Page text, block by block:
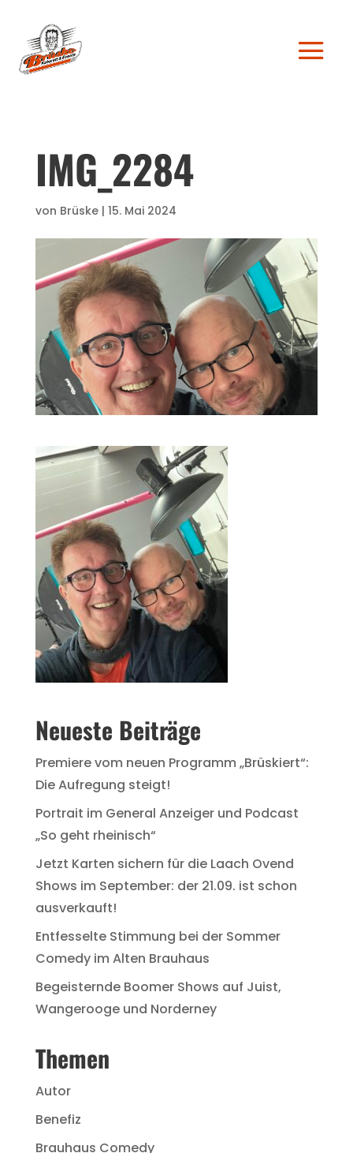
IMG_2284
von Brüske| 15. Mai 2024
Neueste Beiträge
Premiere vom neuen Programm „Brüskiert“:
Die Aufregung steigt!
Portrait im General Anzeiger und Podcast
„So geht rheinisch“
Jetzt Karten sichern für die Laach Ovend
Shows im September: der 21.09. ist schon
ausverkauft!
Entfesselte Stimmung bei der Sommer
Comedy im Alten Brauhaus
Begeisternde Boomer Shows auf Juist,
Wangerooge und Norderney
Themen
Autor
Benefiz
Brauhaus Comedy